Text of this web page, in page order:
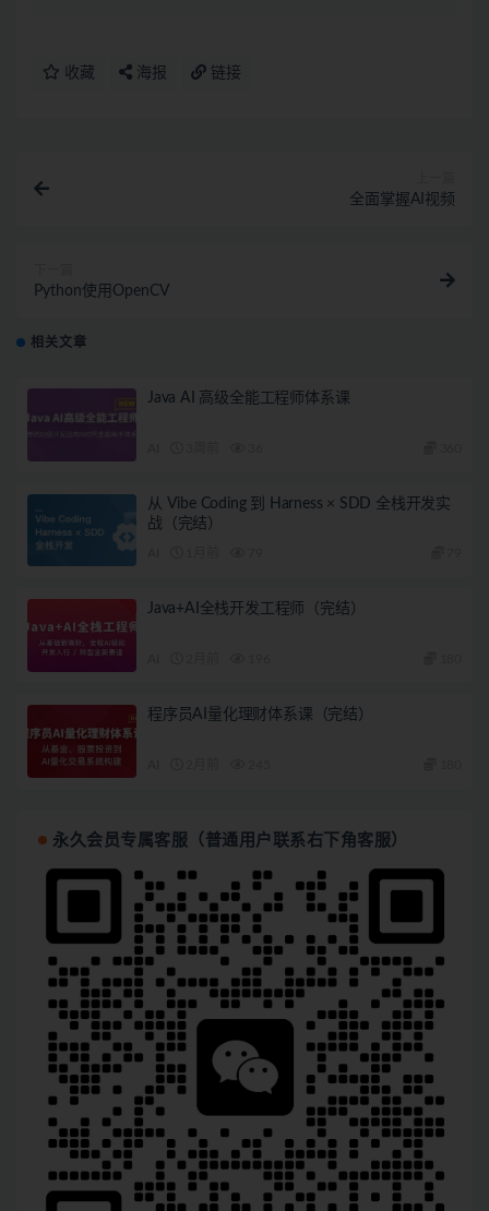
收藏 海报 链接
全面掌握AI视频
Python使用OpenCV
相关文章
Java AI 高级全能工程师体系课
从 Vibe Coding 到 Harness × SDD 全栈开发实
战（完结）
Java+AI全栈开发工程师（完结）
程序员AI量化理财体系课（完结）
永久会员专属客服（普通用户联系右下角客服）